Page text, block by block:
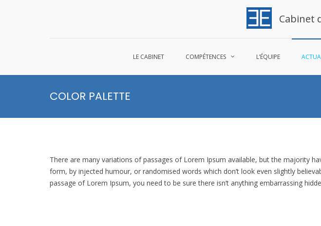
Cabinet
LE CABINET COMPÉTENCES L’ÉQUIPE
COLOR PALETTE
There are many variations of passages of Lorem Ipsum available, but the majority
form, by injected humour, or randomised words which don’t look even slightly
passage of Lorem Ipsum, you need to be sure there isn’t anything embarrassing